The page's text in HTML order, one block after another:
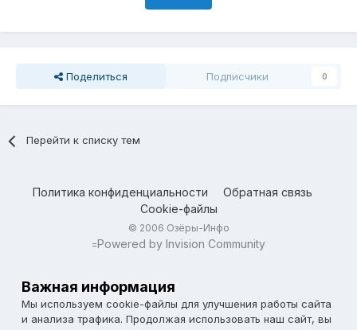
Поделиться Подписчики 0
Перейти к списку тем
Политика конфиденциальности
Обратная связь
Cookie-файлы
© 2006 Озёры-Инфо
=Powered by Invision Community
Важная информация
Мы используем cookie-файлы для улучшения работы сайта
и анализа трафика. Продолжая использовать наш сайт, вы